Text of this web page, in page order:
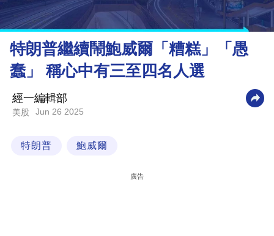
市
理
財
商
科
特朗普繼續鬧鮑威爾「糟糕」「愚
蠢」 稱心中有三至四名人選
經一編輯部
美股 Jun 26 2025
特朗普 鮑威爾
廣告